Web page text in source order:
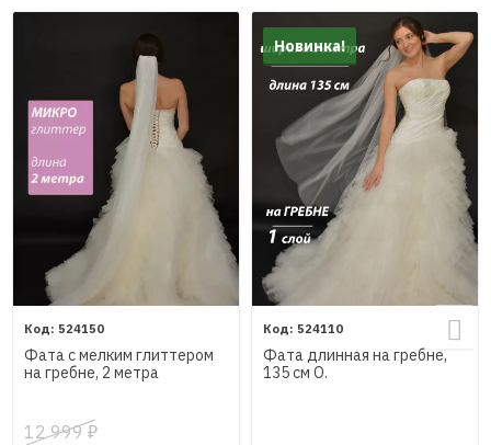
524150
Фата с мелким глиттером
на гребне, 2 метра
12 999₽
Новинка!
524110
Фата длинная на гребне,
135 см О.